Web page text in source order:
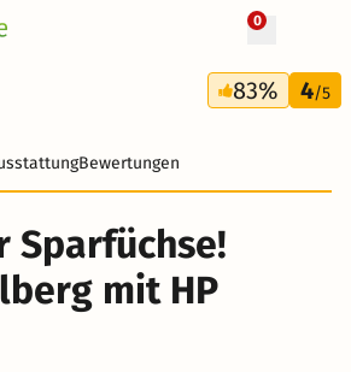
0
4 Tage
103 €
83% 4/5
Bewertungen
Sparfüchse!
mit HP